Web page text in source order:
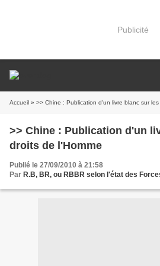
Publicité
Accueil » >> Chine : Publication d'un livre blanc sur les
>> Chine : Publication d'un
droits de l'Homme
Publié le 27/09/2010 à 21:58
Par R.B, BR, ou RBBR selon l'état des